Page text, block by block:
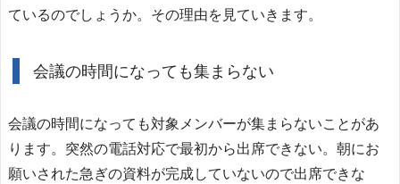
ているのでしょうか。その理由を見ていきます。
会議の時間になっても集まらない
会議の時間になっても対象メンバーが集まらないことがあ
ります。突然の電話対応で最初から出席できない。朝にお
願いされた急ぎの資料が完成していないので出席できな